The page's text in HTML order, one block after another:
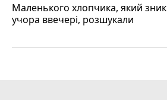
Маленького хлопчика, який зник
учора ввечері, розшукали